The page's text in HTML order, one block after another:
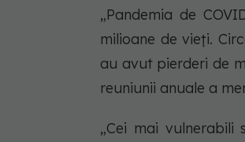
„Pandemia de
milioane de vieți.
au avut pierderi de
reuniunii anuale a
„Cei mai